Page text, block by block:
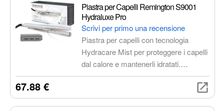
Piastra per Capelli Remington S9001
Hydraluxe Pro
Scrivi per primo una recensione
Piastra per capelli con tecnologia
Hydracare Mist per proteggere i capelli
dal calore e mantenerli idratati.
Riscaldamento rapido, controllo digitale
per un liscio perfetto. Include astuccio
67.88 €